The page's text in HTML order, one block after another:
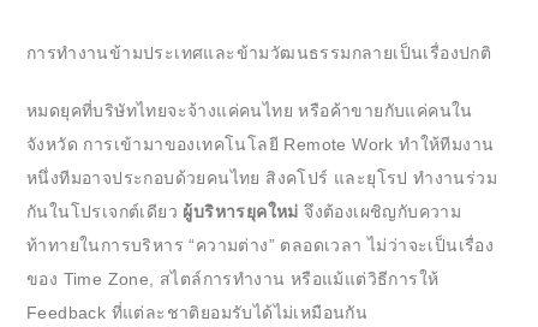
การทำงานข้ามประเทศและข้ามวัฒนธรรมกลายเป็นเรื่องปกติ
หมดยุคที่บริษัทไทยจะจ้างแค่คนไทย หรือค้าขายกับแค่คนใน
จังหวัด การเข้ามาของเทคโนโลยี Remote Work ทำให้ทีมงาน
หนึ่งทีมอาจประกอบด้วยคนไทย สิงคโปร์ และยุโรป ทำงานร่วม
กันในโปรเจกต์เดียว ผู้บริหารยุคใหม่ จึงต้องเผชิญกับความ
ท้าทายในการบริหาร “ความต่าง” ตลอดเวลา ไม่ว่าจะเป็นเรื่อง
ของ Time Zone, สไตล์การทำงาน หรือแม้แต่วิธีการให้
Feedback ที่แต่ละชาติยอมรับได้ไม่เหมือนกัน